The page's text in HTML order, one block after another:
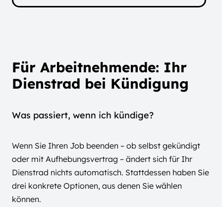
Für Arbeitnehmende: Ihr
Dienstrad bei Kündigung
Was passiert, wenn ich kündige?
Wenn Sie Ihren Job beenden – ob selbst gekündigt
oder mit Aufhebungsvertrag – ändert sich für Ihr
Dienstrad nichts automatisch. Stattdessen haben Sie
drei konkrete Optionen, aus denen Sie wählen
können.